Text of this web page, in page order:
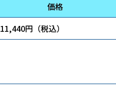
価格
11,440円（税込）